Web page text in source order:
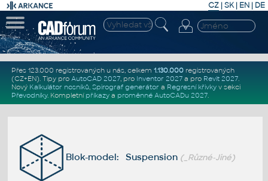
CZ | SK| EN | DE
Přes 123.000 registrovaných u nás, celkem 1.130.000registrovaných
(CZ+EN). Tipy pro AutoCAD 2027, pro Inventor 2027a pro Revit 2027.
Nový Kalkulátor nosníků, Spirograf generátor a Regresní křivkyv sekci
Převodníky. Kompletní příkazya proměnné AutoCADu 2027.
Blok-model: Suspension (_Různé-Jiné)